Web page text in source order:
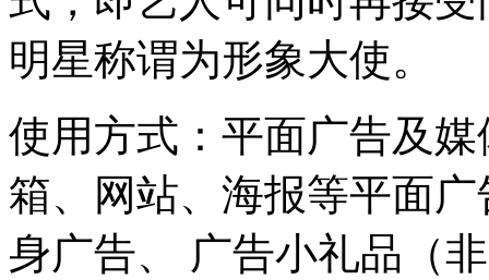
明星称谓为形象大使。
使用方式：平面广告及
箱、网站、海报等平面
身广告、 广告小礼品（